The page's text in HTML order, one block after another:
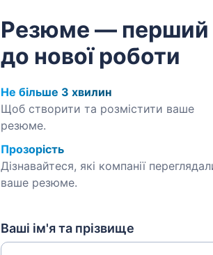
Резюме — перший
до нової роботи
Не більше 3 хвилин
Щоб створити та розмістити ваше
резюме.
Прозорість
Дізнавайтеся, які компанії
ваше резюме.
Ваші ім'я та прізвище